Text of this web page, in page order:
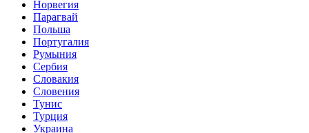
Норвегия
Парагвай
Польша
Португалия
Румыния
Сербия
Словакия
Словения
Тунис
Турция
Украина